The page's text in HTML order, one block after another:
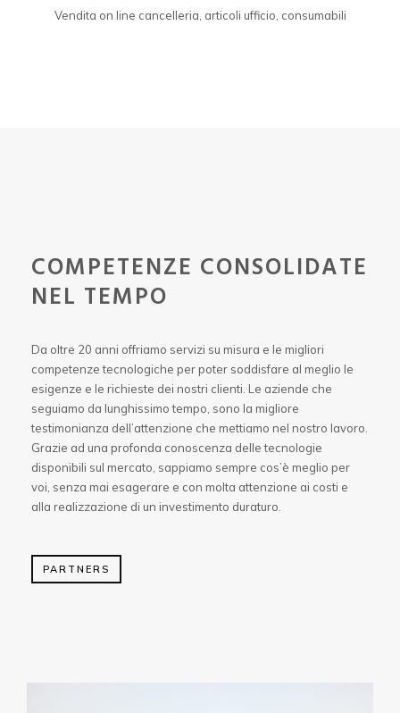
Vendita on line cancelleria, articoli ufficio, consumabili
COMPETENZE CONSOLIDATE
NEL TEMPO
Da oltre 20 anni offriamo servizi su misura e le migliori
competenze tecnologiche per poter soddisfare al meglio le
esigenze e le richieste dei nostri clienti. Le aziende che
seguiamo da lunghissimo tempo, sono la migliore
testimonianza dell’attenzione che mettiamo nel nostro lavoro.
Grazie ad una profonda conoscenza delle tecnologie
disponibili sul mercato, sappiamo sempre cos’è meglio per
voi, senza mai esagerare e con molta attenzione ai costi e
alla realizzazione di un investimento duraturo.
PARTNERS